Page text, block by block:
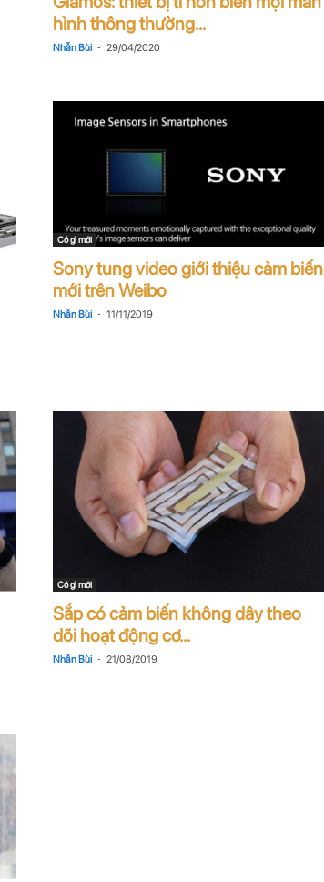
hình thông thường...
Nhẫn Bùi - 29/04/2020
Có gì mới
Sony tung video giới thiệu cảm biến
mới trên Weibo
Nhẫn Bùi - 11/11/2019
Có gì mới
Sắp có cảm biến không dây theo
dõi hoạt động cơ...
Nhẫn Bùi - 21/08/2019